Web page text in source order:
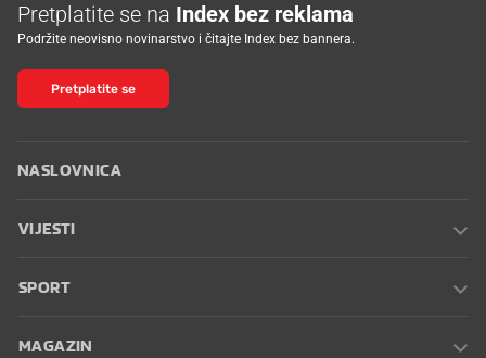
Pretplatite se na Index bez reklama
Podržite neovisno novinarstvo i čitajte Index bez bannera.
Pretplatite se
NASLOVNICA
VIJESTI
SPORT
MAGAZIN